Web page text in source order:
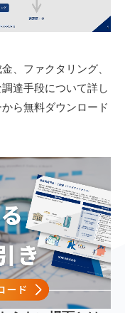
、ファクタリング、
達手段について詳し
ら無料ダウンロード